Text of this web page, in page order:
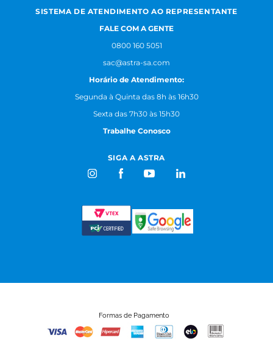
SISTEMA DE ATENDIMENTO AO REPRESENTANTE
FALE COM A GENTE
0800 160 5051
sac@astra-sa.com
Horário de Atendimento:
Segunda à Quinta das 8h às 16h30
Sexta das 7h30 às 15h30
Trabalhe Conosco
SIGA A ASTRA
Formas de Pagamento